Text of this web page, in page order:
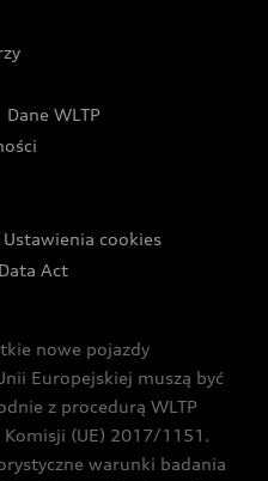
Audi
w Warszawie
Narciarskich w
Dane WLTP
Ustawienia cookies
Act
nowe pojazdy
Europejskiej muszą być
z procedurą WLTP
(UE) 2017/1151.
warunki badania